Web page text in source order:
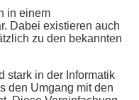
in einem
Dabei existieren auch
zu den bekannten
stark in der Informatik
den Umgang mit den